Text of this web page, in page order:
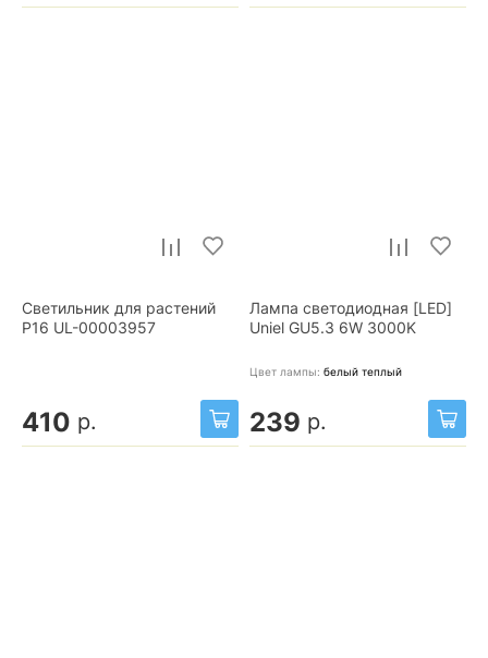
Светильник для растений
P16 UL-00003957
410 р.
Лампа светодиодная [LED]
Uniel GU5.3 6W 3000K
Цвет лампы: белый теплый
239 р.